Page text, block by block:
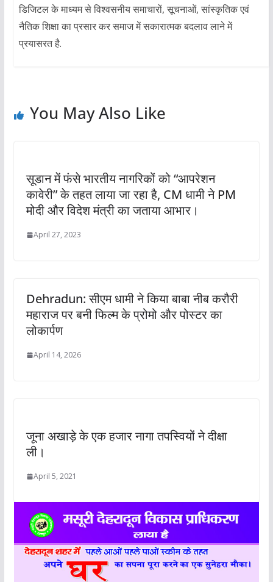
डिजिटल के माध्यम से विश्वसनीय समाचारों, सूचनाओं, सांस्कृतिक एवं
नैतिक शिक्षा का प्रसार कर समाज में सकारात्मक बदलाव लाने में
प्रयासरत है.
You May Also Like
सूडान में फंसे भारतीय नागरिकों को “आपरेशन
कावेरी” के तहत लाया जा रहा है, CM धामी ने PM
मोदी और विदेश मंत्री का जताया आभार।
April 27, 2023
Dehradun: सीएम धामी ने किया बाबा नीब करौरी
महाराज पर बनी फिल्म के प्रोमो और पोस्टर का
लोकार्पण
April 14, 2026
जूना अखाड़े के एक हजार नागा तपस्वियों ने दीक्षा
ली।
April 5, 2021